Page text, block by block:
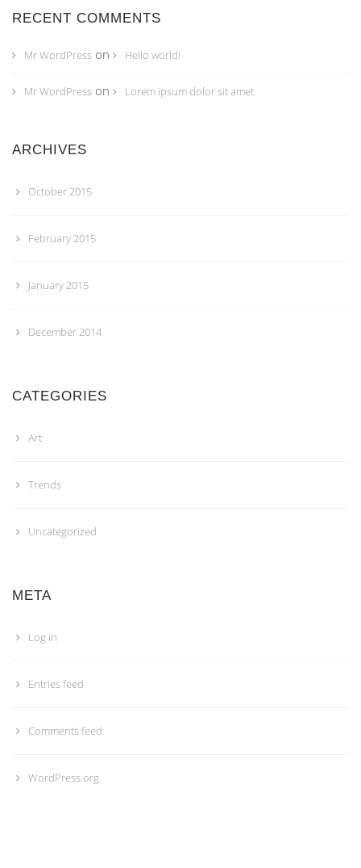
RECENT COMMENTS
Mr WordPress on Hello world!
Mr WordPress on Lorem ipsum dolor sit amet
ARCHIVES
October 2015
February 2015
January 2015
December 2014
CATEGORIES
Art
Trends
Uncategorized
META
Log in
Entries feed
Comments feed
WordPress.org